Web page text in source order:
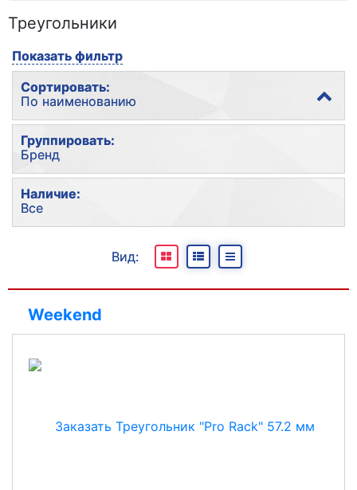
Треугольники
Показать фильтр
Сортировать:
По наименованию
По популярности
По наименованию
По цене
Группировать:
Бренд
Без группировки
Бренд
Наличие:
Все
Под заказ
Отсутствуют
Вид:
Weekend